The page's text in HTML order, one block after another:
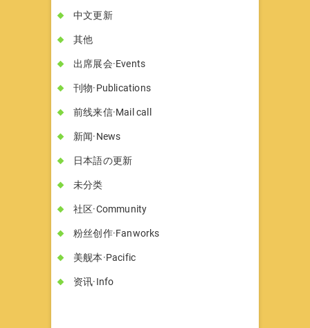
中文更新
其他
出席展会·Events
刊物·Publications
前线来信·Mail call
新闻·News
日本語の更新
未分类
社区·Community
粉丝创作·Fanworks
美舰本·Pacific
资讯·Info